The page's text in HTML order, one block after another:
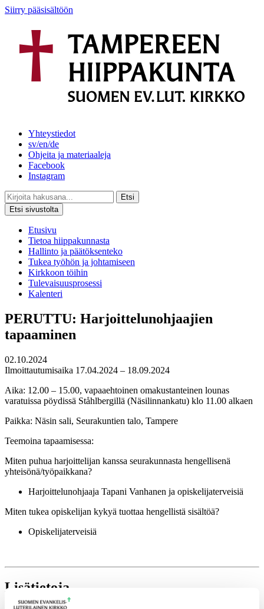
Siirry pääsisältöön
Yhteystiedot
sv/en/de
Ohjeita ja materiaaleja
Facebook
Instagram
Etsi
Etsi sivustolta
Etusivu
Tietoa hiippakunnasta
Hallinto ja päätöksenteko
Tukea työhön ja johtamiseen
Kirkkoon töihin
Tulevaisuusprosessi
Kalenteri
PERUTTU: Harjoittelunohjaajien
tapaaminen
02.10.2024
Ilmoittautumisaika 17.04.2024 – 18.09.2024
Aika: 12.00 – 15.00, vapaaehtoinen omakustanteinen lounas
varatuissa pöydissä Ståhlbergillä (Näsilinnankatu) klo 11.00 alkaen
Paikka: Näsin sali, Seurakuntien talo, Tampere
Teemoina tapaamisessa:
Miten puhua harjoittelijan kanssa seurakunnasta hengellisenä
yhteisönä/työpaikkana?
Harjoittelunohjaaja Tapani Vanhanen ja opiskelijaterveisiä
Miten tukea opiskelijan kykyä tuottaa hengellistä sisältöä?
Opiskelijaterveisiä
Lisätietoja